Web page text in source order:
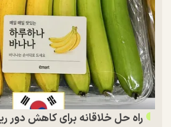
راه حل خلاقانه برای کاهش دور